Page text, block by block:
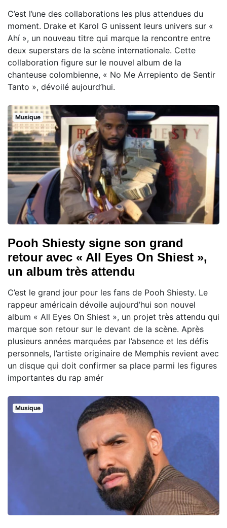
C’est l’une des collaborations les plus attendues du
moment. Drake et Karol G unissent leurs univers sur «
Ahí », un nouveau titre qui marque la rencontre entre
deux superstars de la scène internationale. Cette
collaboration figure sur le nouvel album de la
chanteuse colombienne, « No Me Arrepiento de Sentir
Tanto », dévoilé aujourd’hui.
Musique
Pooh Shiesty signe son grand
retour avec « All Eyes On Shiest »,
un album très attendu
C’est le grand jour pour les fans de Pooh Shiesty. Le
rappeur américain dévoile aujourd’hui son nouvel
album « All Eyes On Shiest », un projet très attendu qui
marque son retour sur le devant de la scène. Après
plusieurs années marquées par l’absence et les défis
personnels, l’artiste originaire de Memphis revient avec
un disque qui doit confirmer sa place parmi les figures
importantes du rap amér
Musique